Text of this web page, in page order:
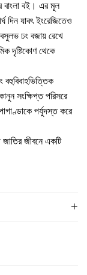
বাংলা বই। এর মূল
দিন যাবৎ ইংরেজিতেও
ঢং বজায় রেখে
দৃষ্টিকোণ থেকে
বহুবিবাহভিত্তিক
সংক্ষিপ্ত পরিসরে
পর্যুদস্ত করে
জাতির জীবনে একটি